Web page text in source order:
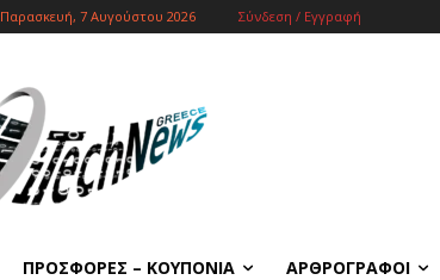
Παρασκευή, 7 Αυγούστου 2026 Σύνδεση / Εγγραφή
ΠΡΟΣΦΟΡΕΣ – ΚΟΥΠΟΝΙΑ ΑΡΘΡΟΓΡΑΦΟΙ